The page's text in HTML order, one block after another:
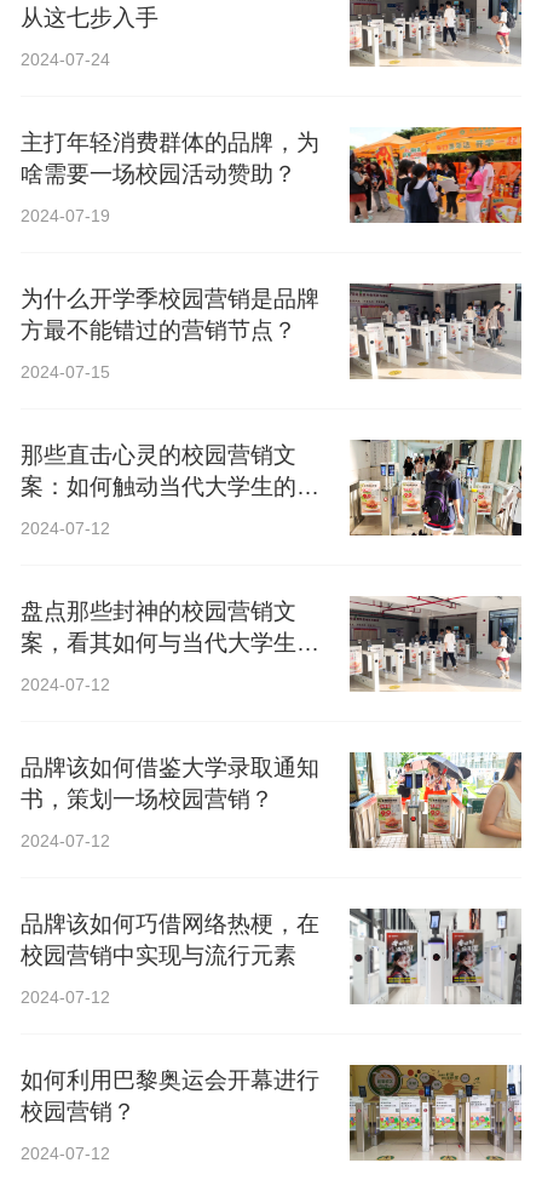
从这七步入手
2024-07-24
主打年轻消费群体的品牌，为
啥需要一场校园活动赞助？
2024-07-19
为什么开学季校园营销是品牌
方最不能错过的营销节点？
2024-07-15
那些直击心灵的校园营销文
案：如何触动当代大学生的心
弦？
2024-07-12
盘点那些封神的校园营销文
案，看其如何与当代大学生精
神共鸣？
2024-07-12
品牌该如何借鉴大学录取通知
书，策划一场校园营销？
2024-07-12
品牌该如何巧借网络热梗，在
校园营销中实现与流行元素
2024-07-12
如何利用巴黎奥运会开幕进行
校园营销？
2024-07-12